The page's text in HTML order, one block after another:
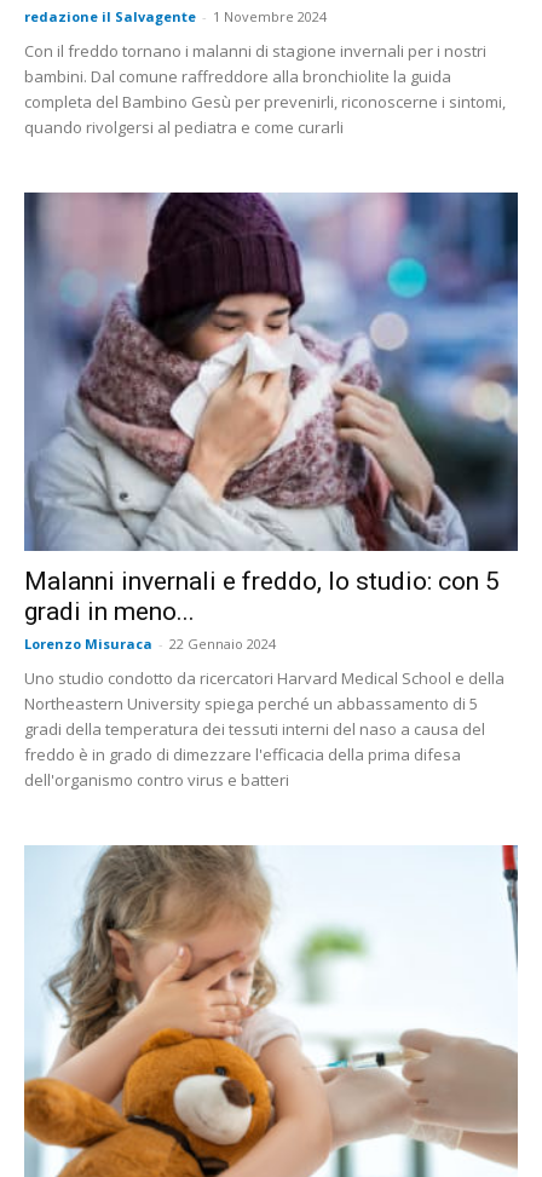
redazione il Salvagente - 1 Novembre 2024
Con il freddo tornano i malanni di stagione invernali per i nostri
bambini. Dal comune raffreddore alla bronchiolite la guida
completa del Bambino Gesù per prevenirli, riconoscerne i sintomi,
quando rivolgersi al pediatra e come curarli
Malanni invernali e freddo, lo studio: con 5
gradi in meno...
Lorenzo Misuraca - 22 Gennaio 2024
Uno studio condotto da ricercatori Harvard Medical School e della
Northeastern University spiega perché un abbassamento di 5
gradi della temperatura dei tessuti interni del naso a causa del
freddo è in grado di dimezzare l'efficacia della prima difesa
dell'organismo contro virus e batteri